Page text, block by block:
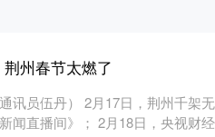
州春节太燃了
讯员伍丹） 2月17日，荆州千架
闻直播间》； 2月18日，央视财